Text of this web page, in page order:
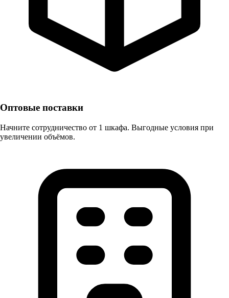
Оптовые поставки
Начните сотрудничество от 1 шкафа. Выгодные условия при
увеличении объёмов.